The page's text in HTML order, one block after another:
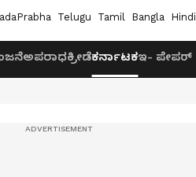
Telugu Tamil Bangla Hindi
ಅಪರಾಧಕ್ರೀಡೆಕರ್ನಾಟಕಇ- ಪೇಪರ್